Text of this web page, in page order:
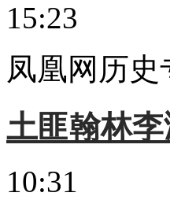
15:23
凤凰网历史
土匪翰林
10:31